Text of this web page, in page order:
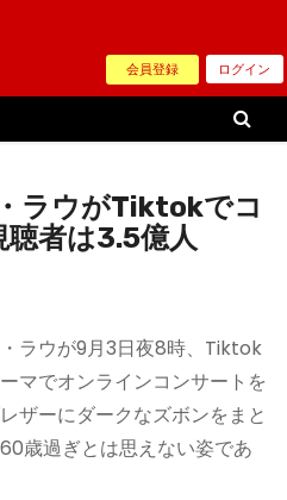
会員登録 ログイン
ラウがTiktokでコ
者は3.5億人
ラウが9月3日夜8時、Tiktok
マでオンラインコンサートを
ザーにダークなズボンをまと
歳過ぎとは思えない姿であ